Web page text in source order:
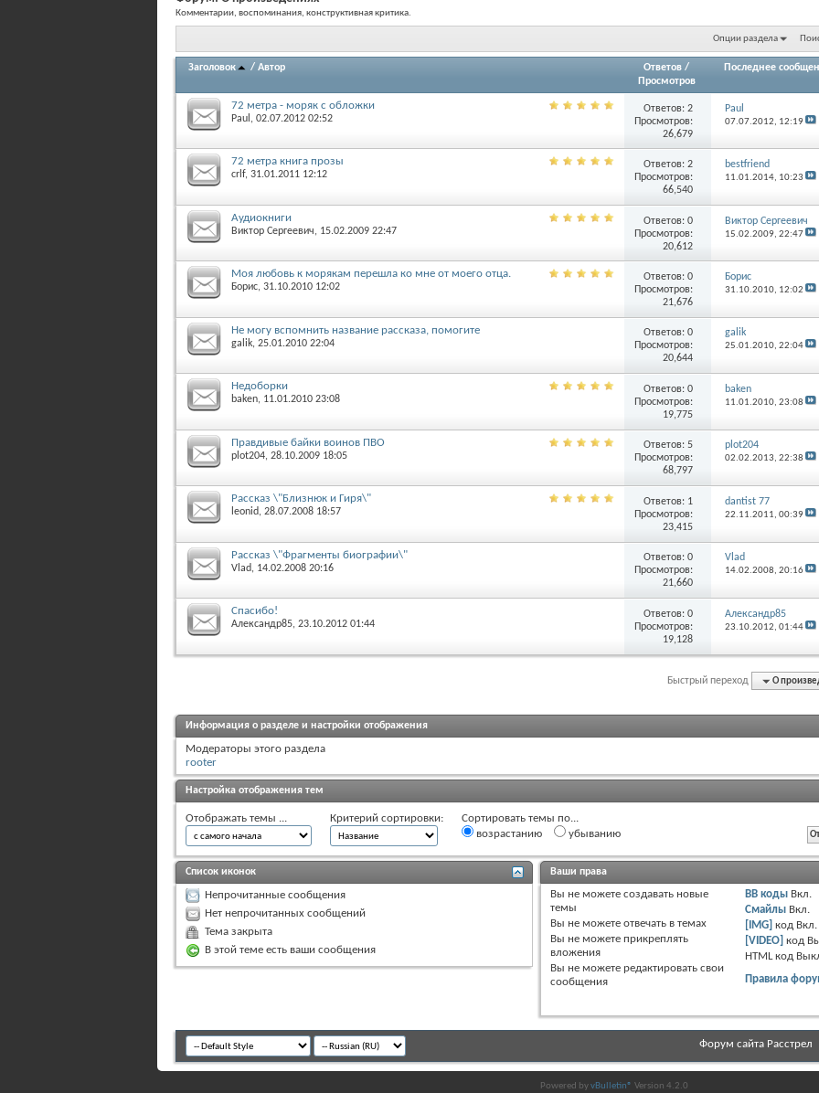
Комментарии, воспоминания, конструктивная критика.
Опции раздела
Заголовок / Автор Ответов /
Просмотров
Последнее
72 метра - моряк с обложки
Paul , 02.07.2012 02:52
Ответов: 2
Просмотров:
26,679
Paul
07.07.2012, 12:19
72 метра книга прозы
crlf, 31.01.2011 12:12
Ответов: 2
Просмотров:
66,540
bestfriend
11.01.2014, 10:23
Аудиокниги
Виктор Сергеевич, 15.02.2009 22:47
Ответов: 0
Просмотров:
20,612
Виктор Сергеевич
15.02.2009,22:47
Моя любовь к морякам перешла ко мне от моего отца.
Борис, 31.10.2010 12:02
Ответов: 0
Просмотров:
21,676
Борис
31.10.2010, 12:02
Не могу вспомнить название рассказа, помогите
galik, 25.01.2010 22:04
Ответов: 0
Просмотров:
20,644
galik
25.01.2010,22:04
Недоборки
baken, 11.01.2010 23:08
Ответов: 0
Просмотров:
19,775
baken
11.01.2010,23:08
Правдивые байки воинов ПВО
plot204, 28.10.2009 18:05
Ответов: 5
Просмотров:
68,797
plot204
02.02.2013,22:38
Рассказ \"Близнюк и Гиря\"
leonid, 28.07.2008 18:57
Ответов: 1
Просмотров:
23,415
dantist 77
22.11.2011,00:39
Рассказ \"Фрагменты биографии\"
Vlad, 14.02.2008 20:16
Ответов: 0
Просмотров:
21,660
Vlad
14.02.2008,20:16
Спасибо!
Александр85, 23.10.2012 01:44
Ответов: 0
Просмотров:
19,128
Александр85
23.10.2012,01:44
Быстрый переход О
Информация о разделе и настройки отображения
Модераторы этого раздела
rooter
Настройка отображения тем
Отображать темы ... Критерий сортировки:
Сортировать темы по...
возрастанию
убыванию
Список иконок
Непрочитанные сообщения
Нет непрочитанных сообщений
Тема закрыта
В этой теме есть ваши сообщения
Ваши права
Вы не можетесоздавать новые
темы
Вы не можетеотвечать в темах
Вы не можетеприкреплять
вложения
Вы не можетередактировать свои
сообщения
BB коды Вкл.
Смайлы Вкл.
[IMG] код Вкл.
[VIDEO] код
HTML код
Правила
Форум сайта Расстрел
Powered byvBulletin® Version 4.2.0